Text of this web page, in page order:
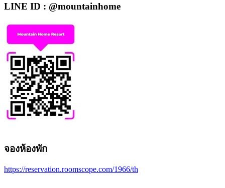
LINE ID : @mountainhome
จองห้องพัก
https://reservation.roomscope.com/1966/th